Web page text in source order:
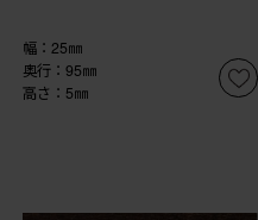
幅：25㎜
奥行：95㎜
高さ：5㎜